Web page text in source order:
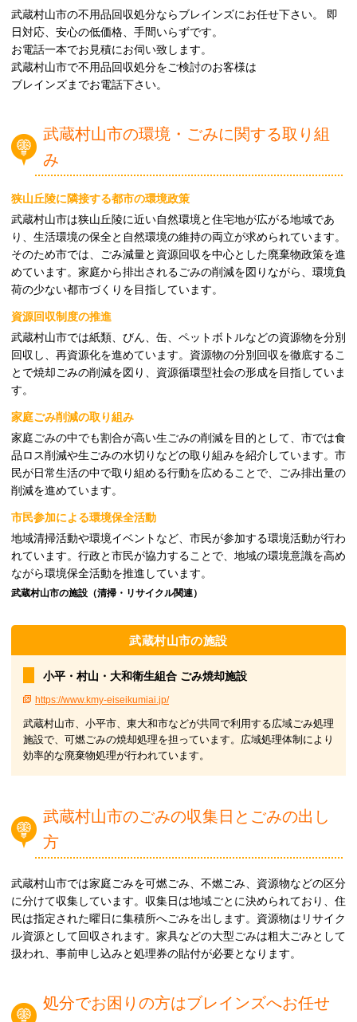
武蔵村山市の不用品回収処分ならブレインズにお任せ下さい。 即
日対応、安心の低価格、手間いらずです。
お電話一本でお見積にお伺い致します。
武蔵村山市で不用品回収処分をご検討のお客様は
ブレインズまでお電話下さい。
武蔵村山市の環境・ごみに関する取り組
み
狭山丘陵に隣接する都市の環境政策
武蔵村山市は狭山丘陵に近い自然環境と住宅地が広がる地域であ
り、生活環境の保全と自然環境の維持の両立が求められています。
そのため市では、ごみ減量と資源回収を中心とした廃棄物政策を進
めています。家庭から排出されるごみの削減を図りながら、環境負
荷の少ない都市づくりを目指しています。
資源回収制度の推進
武蔵村山市では紙類、びん、缶、ペットボトルなどの資源物を分別
回収し、再資源化を進めています。資源物の分別回収を徹底するこ
とで焼却ごみの削減を図り、資源循環型社会の形成を目指していま
す。
家庭ごみ削減の取り組み
家庭ごみの中でも割合が高い生ごみの削減を目的として、市では食
品ロス削減や生ごみの水切りなどの取り組みを紹介しています。市
民が日常生活の中で取り組める行動を広めることで、ごみ排出量の
削減を進めています。
市民参加による環境保全活動
地域清掃活動や環境イベントなど、市民が参加する環境活動が行わ
れています。行政と市民が協力することで、地域の環境意識を高め
ながら環境保全活動を推進しています。
武蔵村山市の施設（清掃・リサイクル関連）
武蔵村山市の施設
小平・村山・大和衛生組合 ごみ焼却施設
https://www.kmy-eiseikumiai.jp/
武蔵村山市、小平市、東大和市などが共同で利用する広域ごみ処理
施設で、可燃ごみの焼却処理を担っています。広域処理体制により
効率的な廃棄物処理が行われています。
武蔵村山市のごみの収集日とごみの出し
方
武蔵村山市では家庭ごみを可燃ごみ、不燃ごみ、資源物などの区分
に分けて収集しています。収集日は地域ごとに決められており、住
民は指定された曜日に集積所へごみを出します。資源物はリサイク
ル資源として回収されます。家具などの大型ごみは粗大ごみとして
扱われ、事前申し込みと処理券の貼付が必要となります。
処分でお困りの方はブレインズへお任せ